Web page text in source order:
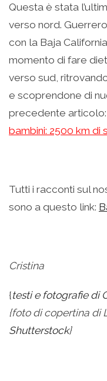
Questa è stata
verso nord.
con la Baja
momento di fare
verso sud,
e scoprendone di
precedente articolo:
bambini: 2500 km di
Tutti i racconti sul
sono a questo link:
Cristina
{testi e fotografie di
{foto di copertina di
Shutterstock}